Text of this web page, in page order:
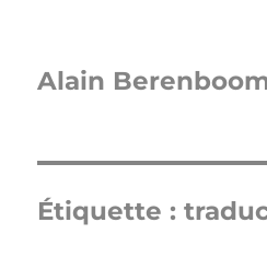
Alain
Étiquette :